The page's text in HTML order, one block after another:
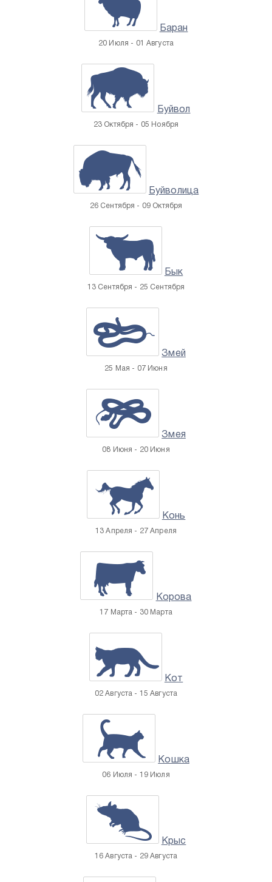
Баран
20 Июля - 01 Августа
Буйвол
23 Октября - 05 Ноября
Буйволица
26 Сентября - 09 Октября
Бык
13 Сентября - 25 Сентября
Змей
25 Мая - 07 Июня
Змея
08 Июня - 20 Июня
Конь
13 Апреля - 27 Апреля
Корова
17 Марта - 30 Марта
Кот
02 Августа - 15 Августа
Кошка
06 Июля - 19 Июля
Крыс
16 Августа - 29 Августа